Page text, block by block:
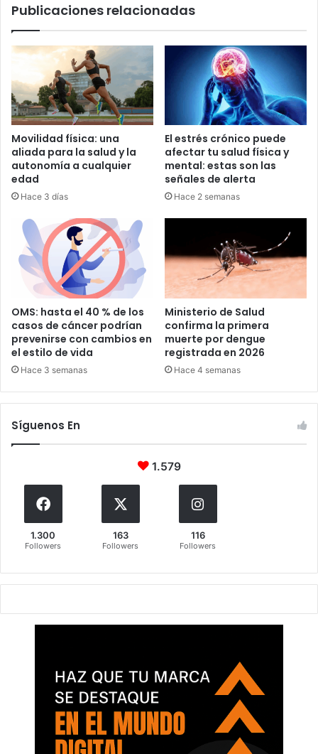
Publicaciones relacionadas
Movilidad física: una
aliada para la salud y la
autonomía a cualquier
edad
Hace 3 días
El estrés crónico puede
afectar tu salud física y
mental: estas son las
señales de alerta
Hace 2 semanas
OMS: hasta el 40 % de los
casos de cáncer podrían
prevenirse con cambios en
el estilo de vida
Hace 3 semanas
Ministerio de Salud
confirma la primera
muerte por dengue
registrada en 2026
Hace 4 semanas
Síguenos En
1.579
1.300
Followers
163
Followers
116
Followers